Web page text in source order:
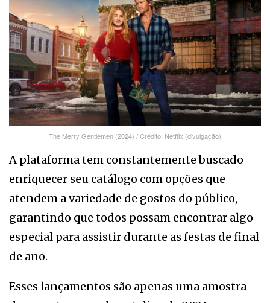
The Merry Gentlemen (2024) / Crédito: Netflix (divulgação)
A plataforma tem constantemente buscado
enriquecer seu catálogo com opções que
atendem a variedade de gostos do público,
garantindo que todos possam encontrar algo
especial para assistir durante as festas de final
de ano.
Esses lançamentos são apenas uma amostra